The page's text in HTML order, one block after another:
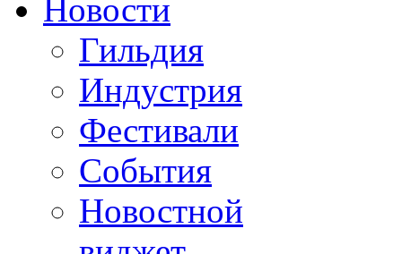
Новости
Гильдия
Индустрия
Фестивали
События
Новостной